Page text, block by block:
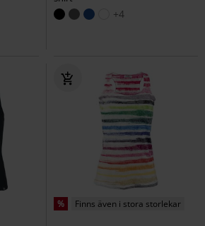
+4
% Finns även i stora storlekar